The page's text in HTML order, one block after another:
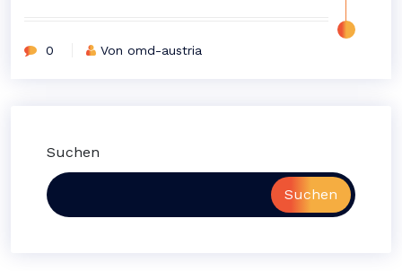
0 Von omd-austria
Suchen
Suchen